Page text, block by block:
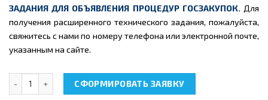
ЗАДАНИЯ ДЛЯ ОБЪЯВЛЕНИЯ ПРОЦЕДУР ГОСЗАКУПОК. Для
получения расширенного технического задания, пожалуйста,
свяжитесь с нами по номеру телефона или электронной почте,
указанным на сайте.
Количество товара НТЦ-13.09.17 "Ступенчатые зубчатые
СФОРМИРОВАТЬ ЗАЯВКУ